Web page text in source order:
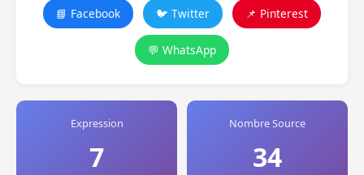
📘 Facebook 🐦 Twitter 📌 Pinterest
💬 WhatsApp
Expression
7
Nombre Source
34